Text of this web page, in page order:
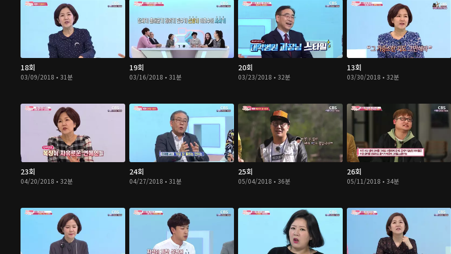
18회
03/09/2018 • 31분
19회
03/16/2018 • 31분
20회
03/23/2018 • 32분
13회
03/30/2018 • 32분
23회
04/20/2018 • 32분
24회
04/27/2018 • 31분
25회
05/04/2018 • 36분
26회
05/11/2018 • 34분